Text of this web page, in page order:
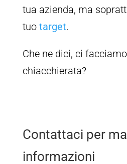
tua azienda, ma
tuo target.
Che ne dici, ci
chiacchierata?
Contattaci per
informazioni